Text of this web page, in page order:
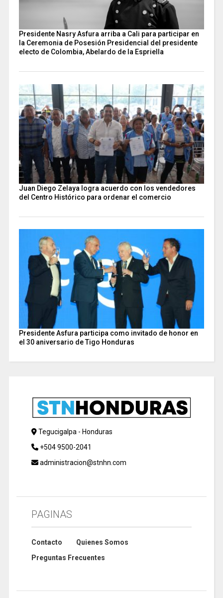
Presidente Nasry Asfura arriba a Cali para participar en
la Ceremonia de Posesión Presidencial del presidente
electo de Colombia, Abelardo de la Espriella
Juan Diego Zelaya logra acuerdo con los vendedores
del Centro Histórico para ordenar el comercio
Presidente Asfura participa como invitado de honor en
el 30 aniversario de Tigo Honduras
Tegucigalpa - Honduras
+504 9500-2041
administracion@stnhn.com
PAGINAS
Contacto
Quienes Somos
Preguntas Frecuentes